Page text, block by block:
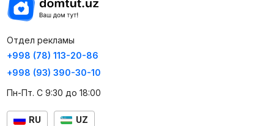
Отдел рекламы
+998 (78) 113-20-86
+998 (93) 390-30-10
Пн-Пт. С 9:30 до 18:00
RU UZ